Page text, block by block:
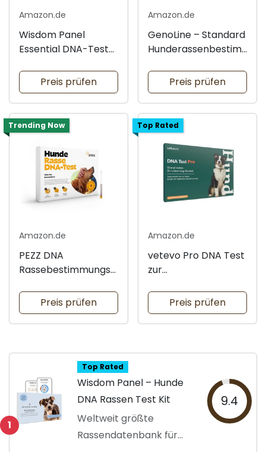
Amazon.de
Wisdom Panel
Essential DNA-Test
Preis prüfen
Amazon.de
GenoLine – Standard
Hunderassenbestim
Preis prüfen
Trending Now
Amazon.de
PEZZ DNA
Rassebestimmungst
Preis prüfen
Top Rated
Amazon.de
vetevo Pro DNA Test
zur
Preis prüfen
1
Top Rated
Wisdom Panel – Hunde
DNA Rassen Test Kit
Weltweit größte
Rassendatenbank für
9.4